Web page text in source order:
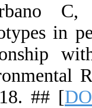
27.
and their
Journal of
2021;